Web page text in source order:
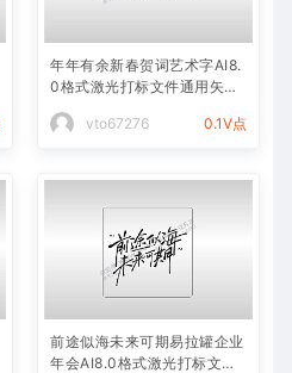
年年有余新春贺词艺术字AI8.
0格式激光打标文件通用矢量
vto67276
0.1V点
前途似海未来可期易拉罐企业
年会AI8.0格式激光打标文件